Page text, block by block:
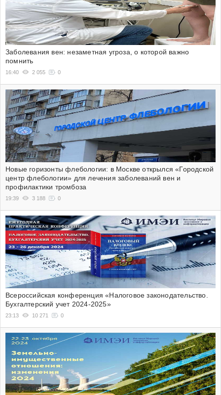
Заболевания вен: незаметная угроза, о которой важно
помнить
16:40 2 055 0
Новые горизонты флебологии: в Москве открылся «Городской
центр флебологии» для лечения заболеваний вен и
профилактики тромбоза
19:39 3 188 0
Всероссийская конференция «Налоговое законодательство.
Бухгалтерский учет 2024-2025»
23:13 10 271 0